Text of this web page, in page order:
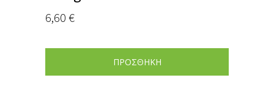
6,60 €
ΠΡΟΣΘΗΚΗ